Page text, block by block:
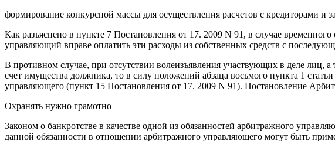
формирование конкурсной массы для осуществления расчетов с кредиторами и
Как разъяснено в пункте 7 Постановления от 17. 2009 N 91, в случае
управляющий вправе оплатить эти расходы из собственных средств с
В противном случае, при отсутствии волеизъявления участвующих в деле лиц,
счет имущества должника, то в силу положений абзаца восьмого пункта 1
управляющего (пункт 15 Постановления от 17. 2009 N 91). Постановление
Охранять нужно грамотно
Законом о банкротстве в качестве одной из обязанностей арбитражного
данной обязанности в отношении арбитражного управляющего могут быть